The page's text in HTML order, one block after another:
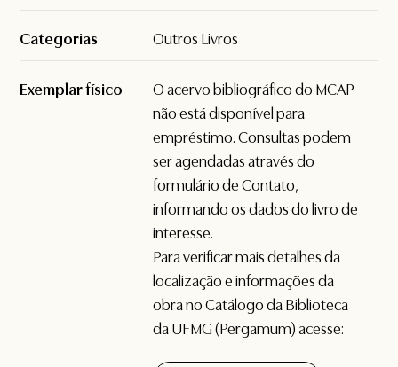
Categorias Outros Livros
Exemplar físico
O acervo bibliográfico do MCAP
não está disponível para
empréstimo. Consultas podem
ser agendadas através do
formulário deContato,
informando os dados do livro de
interesse.
Para verificar mais detalhes da
localização e informações da
obra no Catálogo da Biblioteca
da UFMG (Pergamum) acesse: